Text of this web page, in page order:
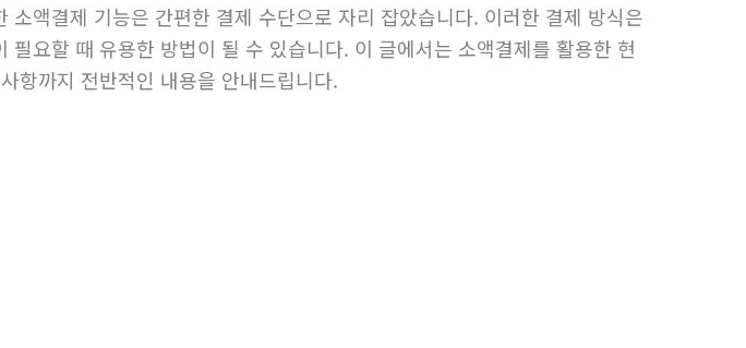
소액결제 기능은 간편한 결제 수단으로 자리 잡았습니다. 이러한 결제 방식은
필요할 때 유용한 방법이 될 수 있습니다. 이 글에서는 소액결제를 활용한 현
항까지 전반적인 내용을 안내드립니다.